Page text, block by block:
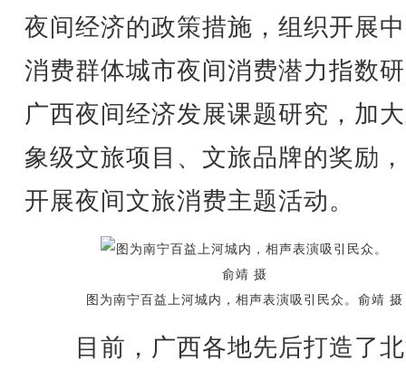
夜间经济的政策措施，组织开展
消费群体城市夜间消费潜力指数
广西夜间经济发展课题研究，加
象级文旅项目、文旅品牌的奖励
开展夜间文旅消费主题活动。
图为南宁百益上河城内，相声表演吸引民众。俞靖 摄
目前，广西各地先后打造了